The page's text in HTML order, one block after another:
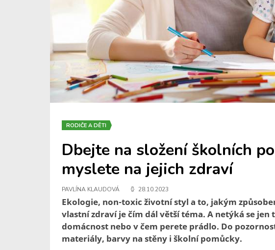
RODIČE A DĚTI
Dbejte na složení školních
myslete na jejich zdraví
PAVLÍNA KLAUDOVÁ 28.10.2023
Ekologie, non-toxic životní styl a to, jakým
vlastní zdraví je čím dál větší téma. A netýká se
domácnost nebo v čem perete prádlo. Do
materiály, barvy na stěny i školní pomůcky.